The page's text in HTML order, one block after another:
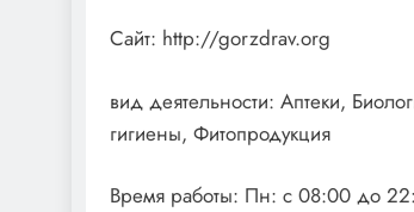
Сайт: http://gorzdrav.org
вид деятельности: Аптеки,
гигиены, Фитопродукция
Время работы: Пн: с 08:00 до